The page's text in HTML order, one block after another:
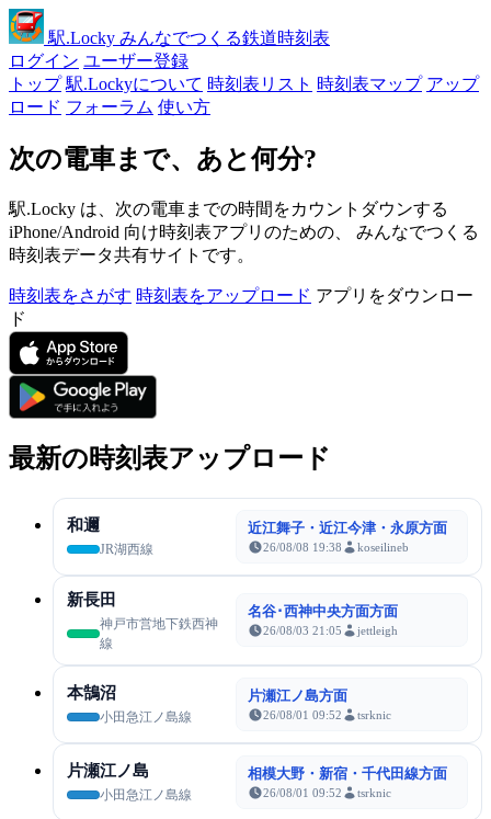
駅.Locky みんなでつくる鉄道時刻表
ログイン ユーザー登録
トップ 駅.Lockyについて 時刻表リスト 時刻表マップ アップ
ロード フォーラム 使い方
次の電車まで、あと何分?
駅.Locky は、次の電車までの時間をカウントダウンする
iPhone/Android 向け時刻表アプリのための、 みんなでつくる
時刻表データ共有サイトです。
時刻表をさがす 時刻表をアップロード アプリをダウンロー
ド
最新の時刻表アップロード
和邇
JR湖西線
近江舞子・近江今津・永原方面
26/08/08 19:38 koseilineb
新長田
神戸市営地下鉄西神
線
名谷･西神中央方面方面
26/08/03 21:05 jettleigh
本鵠沼
小田急江ノ島線
片瀬江ノ島方面
26/08/01 09:52 tsrknic
片瀬江ノ島
小田急江ノ島線
相模大野・新宿・千代田線方面
26/08/01 09:52 tsrknic